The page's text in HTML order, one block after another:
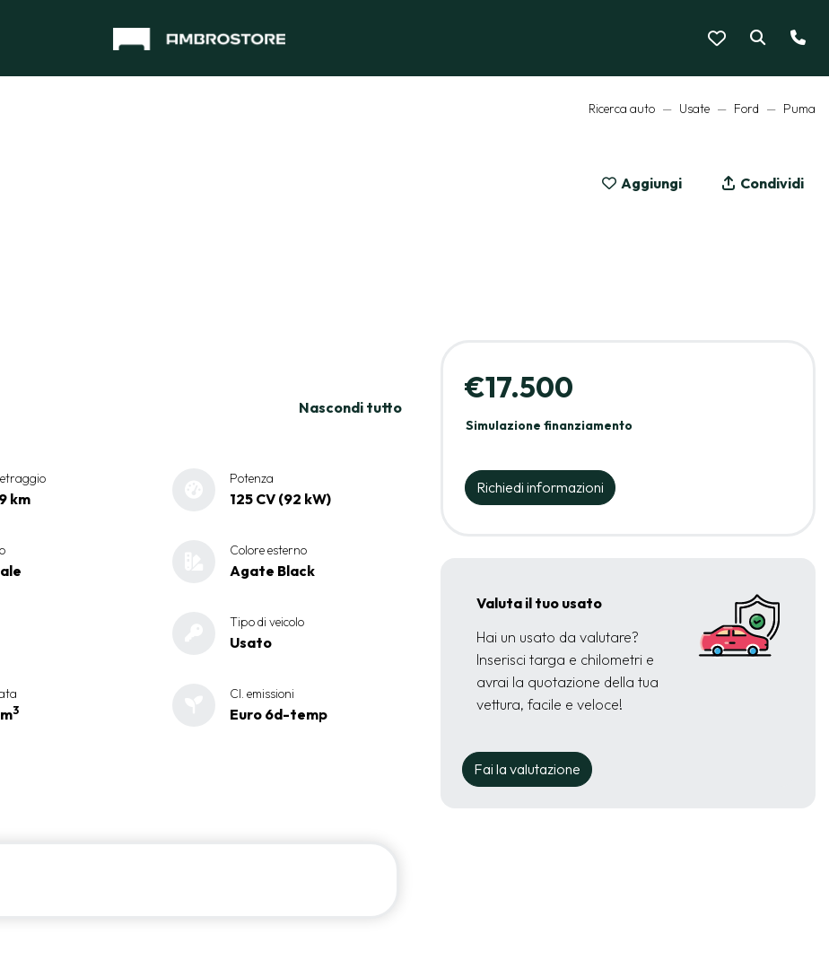
Ricerca auto Usate Ford Puma
Aggiungi Condividi
Nascondi tutto
km
Potenza
125 CV (92 kW)
Colore esterno
Agate Black
Tipo di veicolo
Usato
3
Cl. emissioni
Euro 6d-temp
€17.500
Simulazione finanziamento
Richiedi informazioni
Valuta il tuo usato
Hai un usato da valutare?
Inserisci targa e chilometri e
avrai la quotazione della tua
vettura, facile e veloce!
Fai la valutazione